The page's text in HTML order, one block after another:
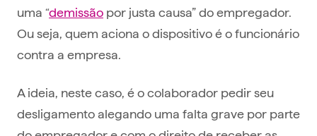
uma “demissão por justa causa” do empregador.
Ou seja, quem aciona o dispositivo é o funcionário
contra a empresa.
A ideia, neste caso, é o colaborador pedir seu
desligamento alegando uma falta grave por parte